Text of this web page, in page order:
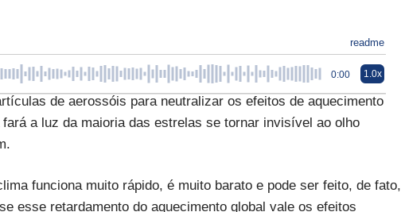
readme
0:00 1.0x
de aerossóis para neutralizar os efeitos de aquecimento
a luz da maioria das estrelas se tornar invisível ao olho
funciona muito rápido, é muito barato e pode ser feito, de fato,
esse retardamento do aquecimento global vale os efeitos